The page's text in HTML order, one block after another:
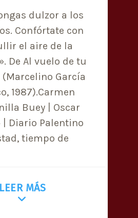
dulzor a los
Confórtate con
el aire de la
De Al vuelo de tu
(Marcelino García
1987).Carmen
Buey | Oscar
| Diario Palentino
tiempo de
LEER MÁS